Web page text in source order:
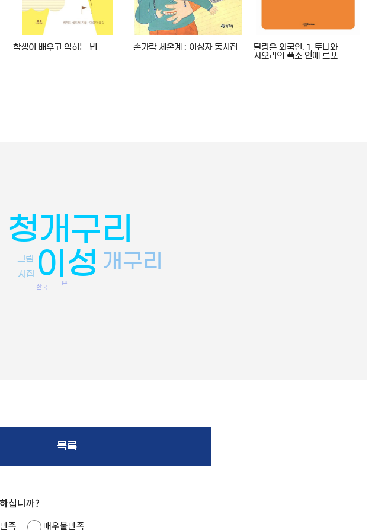
학생이 배우고 익히는 법 손가락 체온계 : 이성자 동시집
달링은 외국인. 1, 토니와
사오리의 폭소 연애 르포
이성
청개구리
개구리
그림
시집
은
한국
목록
십니까?
족 매우불만족